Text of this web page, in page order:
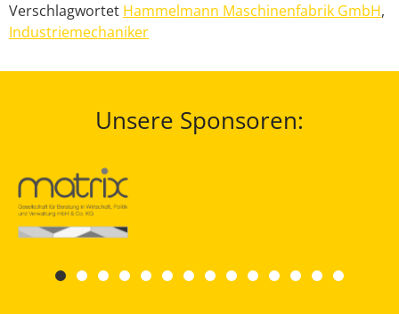
Verschlagwortet Hammelmann Maschinenfabrik GmbH,
Industriemechaniker
Unsere Sponsoren: